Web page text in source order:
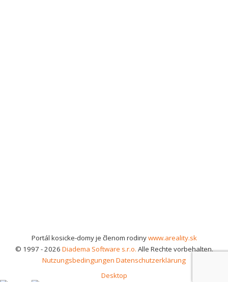
Portál kosicke-domy je členom rodinywww.areality.sk
© 1997 - 2026 Diadema Software s.r.o. Alle Rechte vorbehalten.
Nutzungsbedingungen Datenschutzerklärung
Desktop